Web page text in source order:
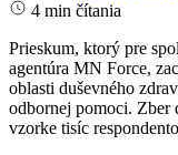
4 min čítania
Prieskum, ktorý pre
agentúra MN Force,
oblasti duševného
odbornej pomoci. Zber
vzorke tisíc